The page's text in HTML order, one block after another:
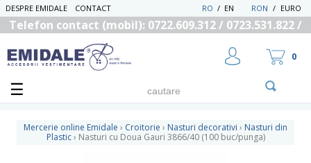
DESPRE EMIDALE CONTACT RON / EURO
EN
/
RO
Telefon contact (mobil): 0722.609.312 / 0723.531.822 /
0
Mercerie online Emidale › Croitorie › Nasturi decorativi › Nasturi din
Plastic › Nasturi cu Doua Gauri 3866/40 (100 buc/punga)